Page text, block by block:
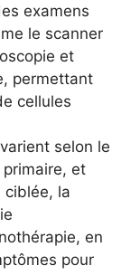
examens
le scanner
et
permettant
cellules
selon le
et
ciblée, la
en
pour